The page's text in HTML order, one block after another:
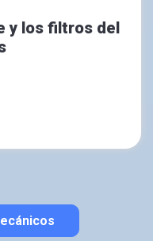
y los filtros del